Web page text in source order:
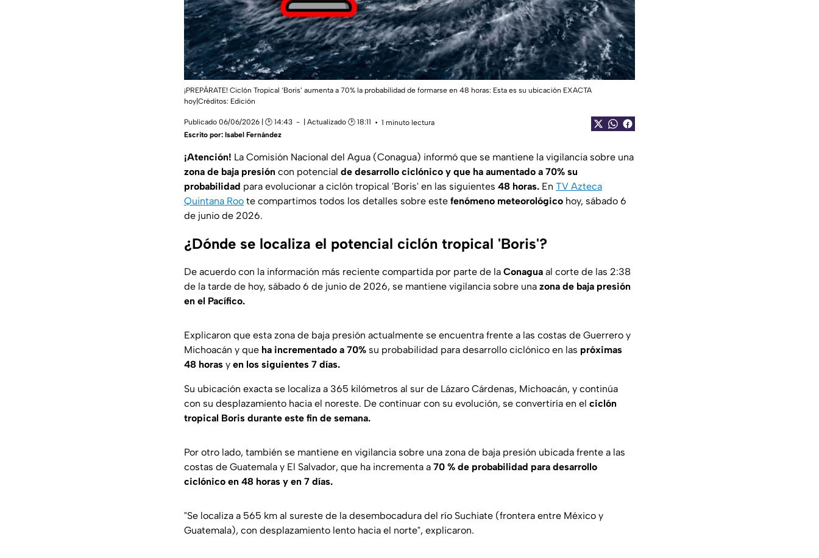
¡PREPÁRATE! Ciclón Tropical ‘Boris’ aumenta a 70% la probabilidad de formarse en 48 horas: Esta es su ubicación EXACTA
hoy|Créditos: Edición
Publicado 06/06/2026 | 🕑 14:43 | Actualizado 🕑 18:11
1 minuto lectura
Escrito por: Isabel Fernández
¡Atención! La Comisión Nacional del Agua (Conagua) informó que se mantiene la vigilancia sobre una
zona de baja presión con potencial de desarrollo ciclónico y que ha aumentado a 70% su
probabilidad para evolucionar a ciclón tropical 'Boris' en las siguientes 48 horas. En TV Azteca
Quintana Roo te compartimos todos los detalles sobre este fenómeno meteorológico hoy, sábado 6
de junio de 2026.
¿Dónde se localiza el potencial ciclón tropical 'Boris'?
De acuerdo con la información más reciente compartida por parte de la Conagua al corte de las 2:38
de la tarde de hoy, sábado 6 de junio de 2026, se mantiene vigilancia sobre una zona de baja presión
en el Pacífico.
Explicaron que esta zona de baja presión actualmente se encuentra frente a las costas de Guerrero y
Michoacán y que ha incrementado a 70% su probabilidad para desarrollo ciclónico en las próximas
48 horas y en los siguientes 7 días.
Su ubicación exacta se localiza a 365 kilómetros al sur de Lázaro Cárdenas, Michoacán, y continúa
con su desplazamiento hacia el noreste. De continuar con su evolución, se convertiría en el ciclón
tropical Boris durante este fin de semana.
Por otro lado, también se mantiene en vigilancia sobre una zona de baja presión ubicada frente a las
costas de Guatemala y El Salvador, que ha incrementa a 70 % de probabilidad para desarrollo
ciclónico en 48 horas y en 7 días.
"Se localiza a 565 km al sureste de la desembocadura del río Suchiate (frontera entre México y
Guatemala), con desplazamiento lento hacia el norte", explicaron.